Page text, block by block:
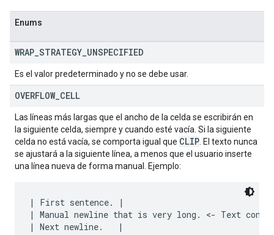
Enums
WRAP STRATEGY UNSPECIFIED
Es el valor predeterminado y no se debe usar.
OVERFLOW_ CELL
Las líneas más largas que el ancho de la celda se escribirán en
la siguiente celda, siempre y cuando esté vacía. Si la siguiente
celda no está vacía, se comporta igual que CLIP . El texto nunca
se ajustará a la siguiente línea, a menos que el usuario inserte
una línea nueva de forma manual. Ejemplo:
| First sentence. |
| Manual newline that is very long. <- Text